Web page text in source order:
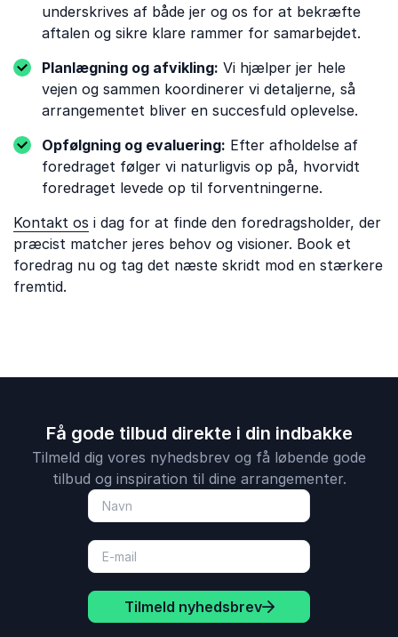
underskrives af både jer og os for at bekræfte
aftalen og sikre klare rammer for samarbejdet.
Planlægning og afvikling: Vi hjælper jer hele
vejen og sammen koordinerer vi detaljerne, så
arrangementet bliver en succesfuld oplevelse.
Opfølgning og evaluering: Efter afholdelse af
foredraget følger vi naturligvis op på, hvorvidt
foredraget levede op til forventningerne.
Kontakt os i dag for at finde den foredragsholder, der
præcist matcher jeres behov og visioner. Book et
foredrag nu og tag det næste skridt mod en stærkere
fremtid.
Få gode tilbud direkte i din indbakke
Tilmeld dig vores nyhedsbrev og få løbende gode
tilbud og inspiration til dine arrangementer.
Tilmeld nyhedsbrev